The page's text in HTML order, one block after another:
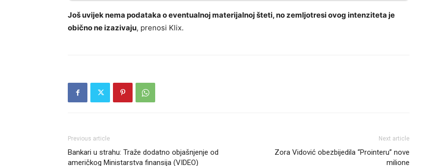
Još uvijek nema podataka o eventualnoj materijalnoj šteti, no zemljotresi ovog intenziteta je
obično ne izazivaju, prenosi Klix.
Previous article
Bankari u strahu: Traže dodatno objašnjenje od
američkog Ministarstva finansija (VIDEO)
Next article
Zora Vidović obezbijedila “Prointeru” nove
milione